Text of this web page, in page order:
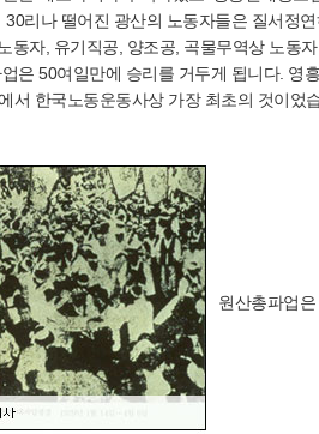
리나 떨어진 광산의 노동자들은 질서정
동자, 유기직공, 양조공, 곡물무역상 노동
은 50여일만에 승리를 거두게 됩니다. 영
서 한국노동운동사상 가장 최초의 것이
원산총파업